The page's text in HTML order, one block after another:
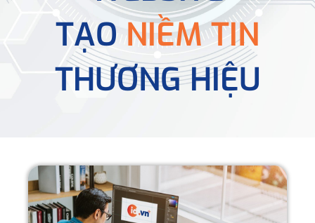
TẠONIỀM TIN
THƯƠNG HIỆU